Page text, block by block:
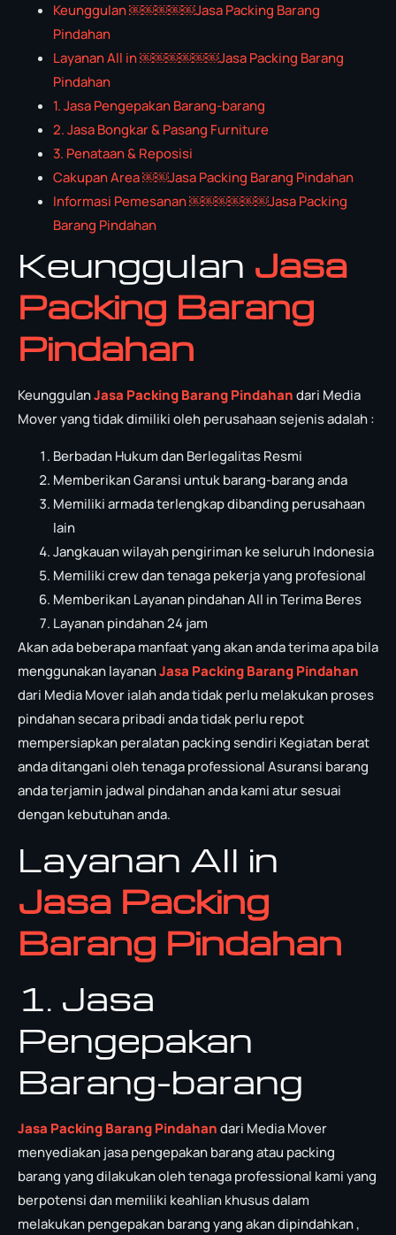
Keunggulan ￼￼￼￼￼Jasa Packing Barang
Pindahan
Layanan All in ￼￼￼￼￼￼Jasa Packing Barang
Pindahan
1. Jasa Pengepakan Barang-barang
2. Jasa Bongkar & Pasang Furniture
3. Penataan & Reposisi
Cakupan Area ￼￼Jasa Packing Barang Pindahan
Informasi Pemesanan ￼￼￼￼￼￼Jasa Packing
Barang Pindahan
Keunggulan Jasa
Packing Barang
Pindahan
KeunggulanJasa Packing Barang Pindahandari Media
Mover yang tidak dimiliki oleh perusahaan sejenis adalah :
Berbadan Hukum dan Berlegalitas Resmi
Memberikan Garansi untuk barang-barang anda
Memiliki armada terlengkap dibanding perusahaan
lain
Jangkauan wilayah pengiriman ke seluruh Indonesia
Memiliki crew dan tenaga pekerja yang profesional
Memberikan Layanan pindahan All in Terima Beres
Layanan pindahan 24 jam
Akan ada beberapa manfaat yang akan anda terima apa bila
menggunakan layananJasa Packing Barang Pindahan
dari Media Mover ialah anda tidak perlu melakukan proses
pindahan secara pribadi anda tidak perlu repot
mempersiapkan peralatan packing sendiri Kegiatan berat
anda ditangani oleh tenaga professional Asuransi barang
anda terjamin jadwal pindahan anda kami atur sesuai
dengan kebutuhan anda.
Layanan All in
Jasa Packing
Barang Pindahan
1. Jasa
Pengepakan
Barang-barang
Jasa Packing Barang Pindahandari Media Mover
menyediakan jasa pengepakan barang atau packing
barang yang dilakukan oleh tenaga professional kami yang
berpotensi dan memiliki keahlian khusus dalam
melakukan pengepakan barang yang akan dipindahkan ,